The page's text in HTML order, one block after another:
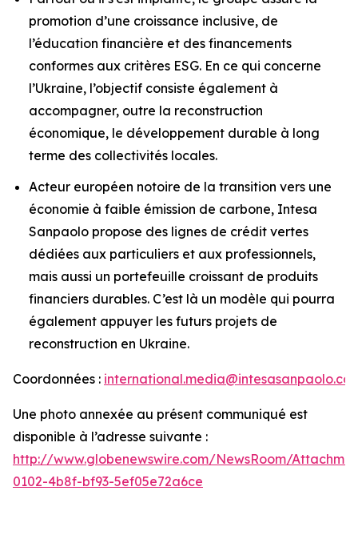
promotion d’une croissance inclusive, de
l’éducation financière et des financements
conformes aux critères ESG. En ce qui concerne
l’Ukraine, l’objectif consiste également à
accompagner, outre la reconstruction
économique, le développement durable à long
terme des collectivités locales.
Acteur européen notoire de la transition vers une
économie à faible émission de carbone, Intesa
Sanpaolo propose des lignes de crédit vertes
dédiées aux particuliers et aux professionnels,
mais aussi un portefeuille croissant de produits
financiers durables. C’est là un modèle qui pourra
également appuyer les futurs projets de
reconstruction en Ukraine.
Coordonnées :
Une photo annexée au présent communiqué est
disponible à l’adresse suivante :
http://www.globenewswire.com/NewsRoom/
0102-4b8f-bf93-5ef05e72a6ce